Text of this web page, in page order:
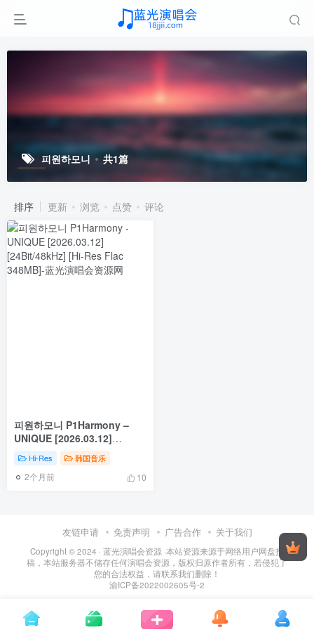
피원하모니 共1篇
排序 更新 浏览 点赞 评论
피원하모니 P1Harmony –
UNIQUE [2026.03.12]
[24Bit/48kHz] [Hi-Res Flac
348MB]
Hi-Res 韩国音乐
2个月前 10
友链申请 免责声明 广告合作 关于我们
Copyright © 2024 · 蓝光演唱会资源 ·本站资源来源于网络用户网盘投
稿，本站服务器不储存任何演唱会资源，版权归原作者所有，若侵犯了
您的合法权益，请联系我们删除！
渝ICP备2022002605号-2